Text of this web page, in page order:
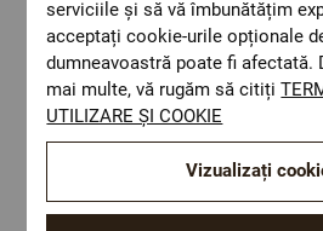
României.
ОЕКО-ТЕX STANDARD 100
Materiale textile care sunt
sănătatea dumneavoastră.
Culori și imprimeuri
serviciile și să vă îmbunătățim
acceptați cookie-urile opționale
dumneavoastră poate fi afectată.
mai multe, vă rugăm să citiți
UTILIZARE ȘI COOKIE
Vizualizați